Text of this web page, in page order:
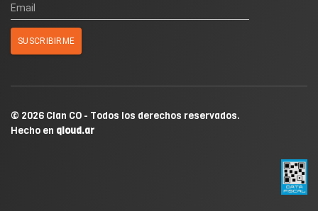
© 2026 Clan CO - Todos los derechos reservados.
Hecho en qloud.ar